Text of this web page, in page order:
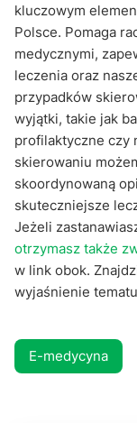
kluczowym
Polsce. Pomaga
medycznymi,
leczenia oraz
przypadków
wyjątki, takie jak
profilaktyczne czy
skierowaniu
skoordynowaną
skuteczniejsze
Jeżeli
otrzymasz także
w link obok.
wyjaśnienie
E-medycyna